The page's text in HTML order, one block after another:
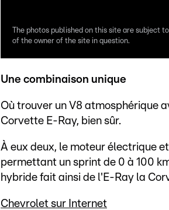
The photos published on this site are subject
of the owner of the site in question.
Une combinaison unique
Où trouver un V8 atmosphérique
Corvette E-Ray, bien sûr.
À eux deux, le moteur électrique
permettant un sprint de 0 à 100
hybride fait ainsi de l'E-Ray la
Chevrolet sur Internet